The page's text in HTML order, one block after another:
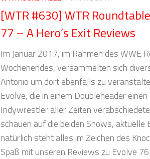
[WTR #630] WTR
77 – A Hero’s Exit Reviews
Im Januar 2017, im Rahmen des WWE
Wochenendes, versammelten sich
Antonio um dort ebenfalls zu
Evolve, die in einem Doubleheader
Indywrestler aller Zeiten
schauen auf die beiden Shows, aktuelle
natürlich steht alles im Zeichen des
Spaß mit unseren Reviews zu Evolve